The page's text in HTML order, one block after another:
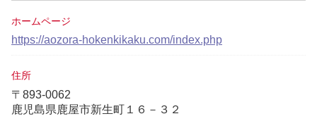
ホームページ
https://aozora-hokenkikaku.com/index.php
住所
〒893-0062
鹿児島県鹿屋市新生町１６－３２